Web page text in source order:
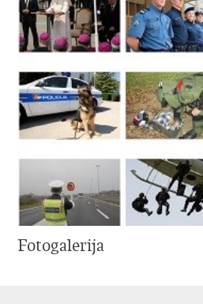
Fotogalerija